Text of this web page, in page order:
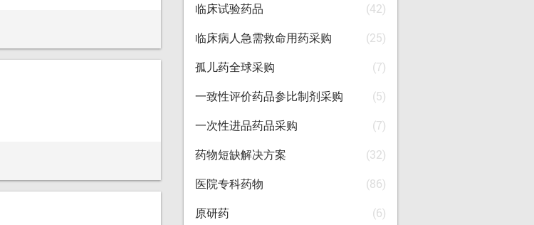
临床试验药品
(42)
临床病人急需救命用药采购
(25)
孤儿药全球采购
(7)
一致性评价药品参比制剂采购
(5)
一次性进品药品采购
(7)
药物短缺解决方案
(32)
医院专科药物
(86)
原研药
(6)